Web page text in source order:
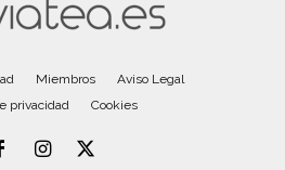
Miembros
Aviso Legal
privacidad
Cookies